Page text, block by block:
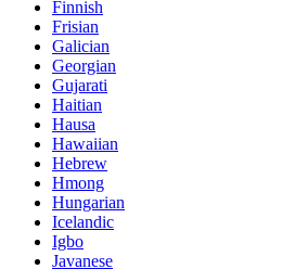
Finnish
Frisian
Galician
Georgian
Gujarati
Haitian
Hausa
Hawaiian
Hebrew
Hmong
Hungarian
Icelandic
Igbo
Javanese